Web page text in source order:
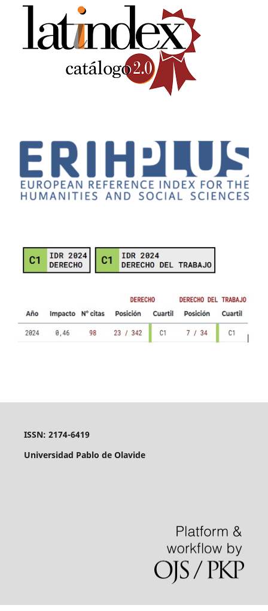
ISSN: 2174-6419
Universidad Pablo de Olavide